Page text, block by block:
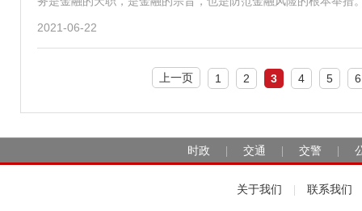
2021-06-22
上一页 1 2 3 4 5 6
时政 交通 交警
关于我们 联系我们